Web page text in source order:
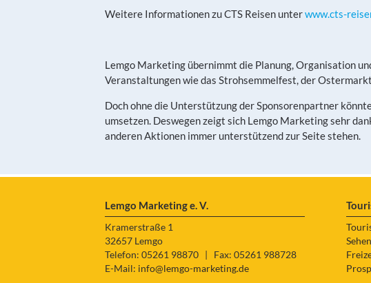
Weitere Informationen zu CTS Reisen unterwww.cts-
Lemgo Marketing übernimmt die Planung, Organisation
Veranstaltungen wie das Strohsemmelfest, der
Doch ohne die Unterstützung der Sponsorenpartner
umsetzen. Deswegen zeigt sich Lemgo Marketing sehr
anderen Aktionen immer unterstützend zur Seite stehen.
Lemgo Marketing e. V.
Kramerstraße 1
32657 Lemgo
Telefon: 05261 98870
Fax: 05261 988728
E-Mail: info@lemgo-marketing.de